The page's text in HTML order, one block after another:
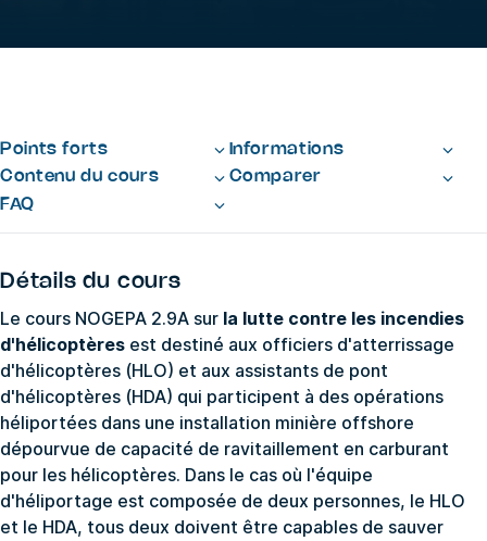
Points forts
Informations
Contenu du cours
Comparer
FAQ
Détails du cours
Le cours NOGEPA 2.9A sur la lutte contre les incendies
d'hélicoptères est destiné aux officiers d'atterrissage
d'hélicoptères (HLO) et aux assistants de pont
d'hélicoptères (HDA) qui participent à des opérations
héliportées dans une installation minière offshore
dépourvue de capacité de ravitaillement en carburant
pour les hélicoptères. Dans le cas où l'équipe
d'héliportage est composée de deux personnes, le HLO
et le HDA, tous deux doivent être capables de sauver